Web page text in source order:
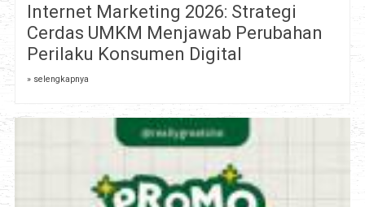
Internet Marketing 2026: Strategi
Cerdas UMKM Menjawab Perubahan
Perilaku Konsumen Digital
» selengkapnya